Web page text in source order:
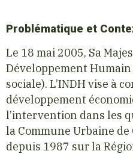
Problématique et
Le 18 mai 2005, Sa
Développement
sociale). L’INDH vise à
développement
l’intervention dans les
la Commune Urbaine
depuis 1987 sur la